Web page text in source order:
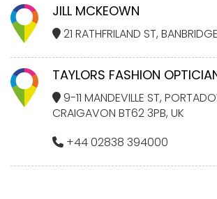
JILL MCKEOWN
21 RATHFRILAND ST,
TAYLORS FASHION
9-11 MANDEVILLE ST,
CRAIGAVON BT62 3PB, UK
+44 02838 394000